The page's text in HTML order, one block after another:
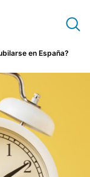
en España?